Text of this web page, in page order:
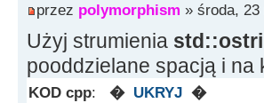
przez polymorphism » środa, 23
Użyj strumienia
pooddzielane spacją i na
KOD cpp: � UKRYJ �